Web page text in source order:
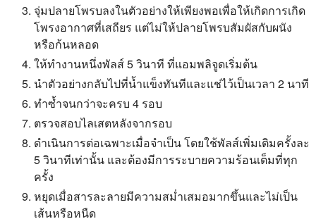
จุ่มปลายโพรบลงในตัวอย่างให้เพียงพอเพื่อให้เกิดการเกิด
โพรงอากาศที่เสถียร แต่ไม่ให้ปลายโพรบสัมผัสกับผนัง
หรือก้นหลอด
ให้ทำงานหนึ่งพัลส์ 5 วินาที ที่แอมพลิจูดเริ่มต้น
นำตัวอย่างกลับไปที่น้ำแข็งทันทีและแช่ไว้เป็นเวลา 2 นาที
ทำซ้ำจนกว่าจะครบ 4 รอบ
ตรวจสอบไลเสตหลังจากรอบ
ดำเนินการต่อเฉพาะเมื่อจำเป็น โดยใช้พัลส์เพิ่มเติมครั้งละ
5 วินาทีเท่านั้น และต้องมีการระบายความร้อนเต็มที่ทุก
ครั้ง
หยุดเมื่อสารละลายมีความสม่ำเสมอมากขึ้นและไม่เป็น
เส้นหรือหนืด